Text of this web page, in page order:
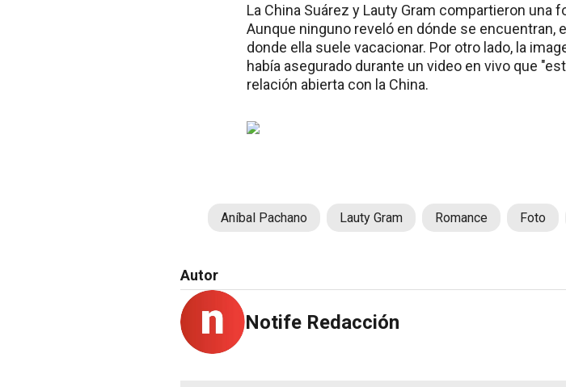
La China Suárez y Lauty Gram compartieron
Aunque ninguno reveló en dónde se encuentran,
donde ella suele vacacionar. Por otro lado, la
había asegurado durante un video en vivo que
relación abierta con la China.
Aníbal Pachano Lauty Gram Romance Foto
Autor
Notife Redacción